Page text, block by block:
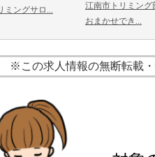
ミングサロ...
江南市トリミング
おまかせでき...
※この求人情報の無断転載